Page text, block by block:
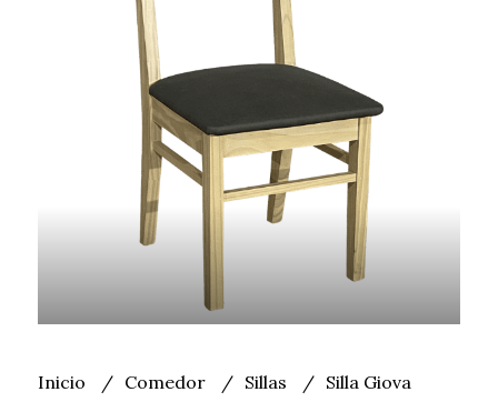
Inicio Comedor Sillas Silla Giova